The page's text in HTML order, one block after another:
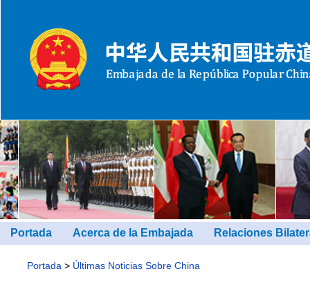
Portada Acerca de la Embajada Relaciones
Portada > Últimas Noticias Sobre China